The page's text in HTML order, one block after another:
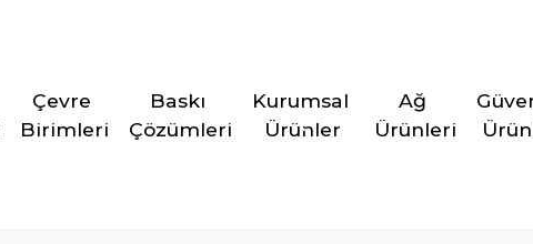
Çevre
Birimleri
Baskı
Çözümleri
Kurumsal
Ürünler
Ağ
Ürünleri